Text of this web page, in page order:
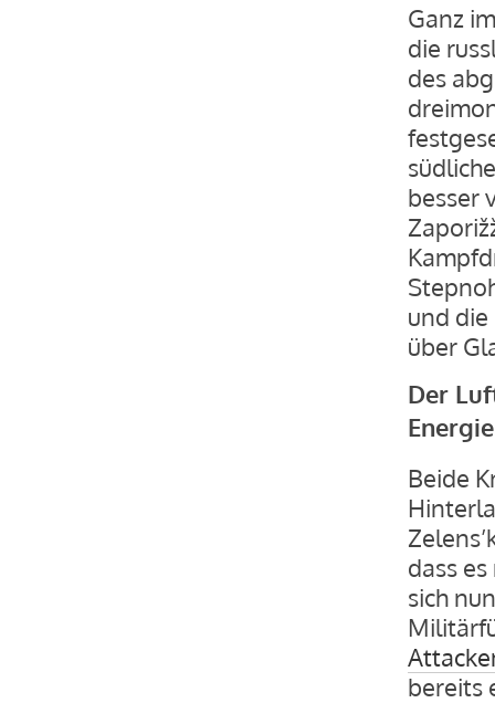
Ganz
die
des
besser
und
über
Der
Beide
dass
sich
bereits